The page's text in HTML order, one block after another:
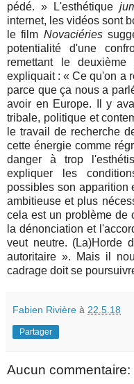
pédé. » L'esthétique
internet, les vidéos sont
le film Novaciéries
potentialité d'une
remettant le
expliquait : « Ce qu'on a
parce que ça nous a
avoir en Europe. Il y
tribale, politique et
le travail de recherche
cette énergie comme
danger à trop
expliquer les
possibles son apparition
ambitieuse et plus
cela est un problème de
la dénonciation et
veut neutre. (La)Horde
autoritaire ». Mais il
cadrage doit se
Fabien Rivière à 22.5.18
Partager
Aucun commentaire: